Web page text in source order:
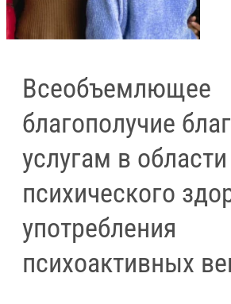
Всеобъемлющее
благополучие
услугам в области
психического
употребления
психоактивных